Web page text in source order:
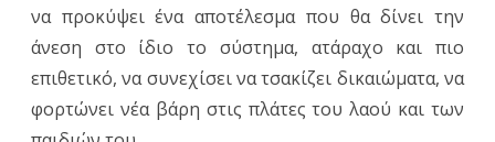
να προκύψει ένα αποτέλεσμα που θα δίνει την
άνεση στο ίδιο το σύστημα, ατάραχο και πιο
επιθετικό, να συνεχίσει να τσακίζει δικαιώματα, να
φορτώνει νέα βάρη στις πλάτες του λαού και των